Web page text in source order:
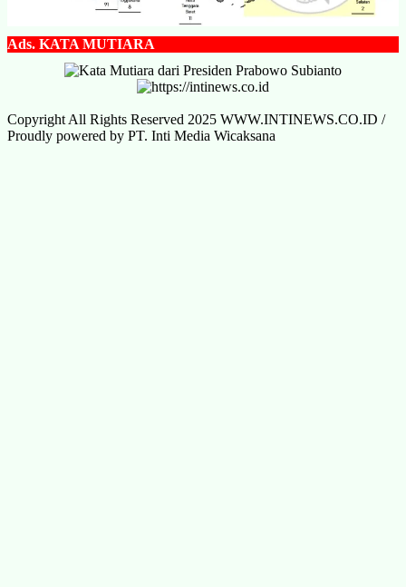
Ads. KATA MUTIARA
Copyright All Rights Reserved 2025 WWW.INTINEWS.CO.ID /
Proudly powered by PT. Inti Media Wicaksana